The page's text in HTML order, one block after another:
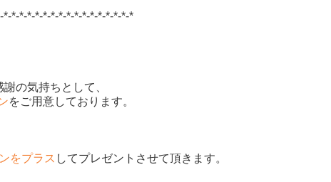
*-*-*-*-*-*-*-*-*-*-*-*-*-*-*-*
の気持ちとして、
をご用意しております。
をプラス してプレゼントさせて頂きます。